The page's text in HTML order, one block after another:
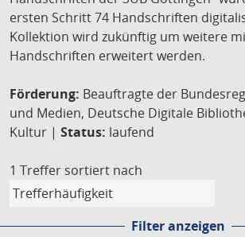
ersten Schritt 74 Handschriften
Kollektion wird zukünftig um weitere
Handschriften erweitert werden.
Förderung: Beauftragte der
und Medien, Deutsche Digitale
Kultur | Status: laufend
1 Treffer sortiert nach
Filter anzeigen